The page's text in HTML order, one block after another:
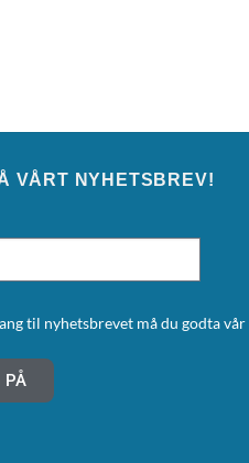
VÅRT NYHETSBREV!
til nyhetsbrevet må du godta vår
PÅ